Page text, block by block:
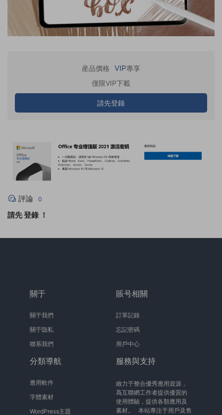
産品價格 VIP專享
僅限VIP下載
請先登錄
評論 0
請先登錄 ！
關于
關于我們
關于隐私
聯系我們
賬号相關
訂單記錄
忘記密碼
用戶中心
分類導航
應用軟件
字體素材
WordPress主題
服務與支持
緻力于整合優秀應用資源，
爲互聯網工作者提供優質的
使用體驗，提供各類應用及
素材。 本站專注于用戶及售